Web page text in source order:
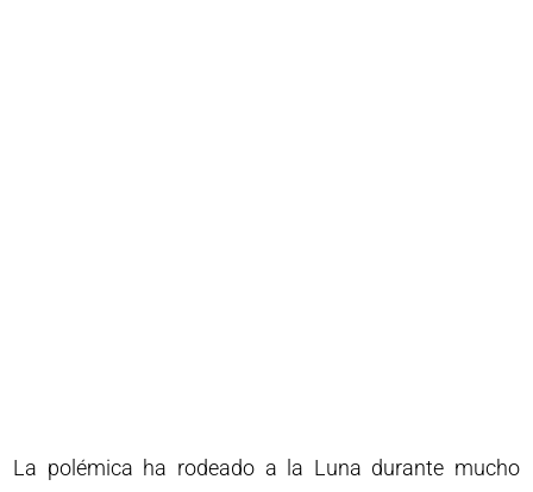
La polémica ha rodeado a la Luna durante mucho